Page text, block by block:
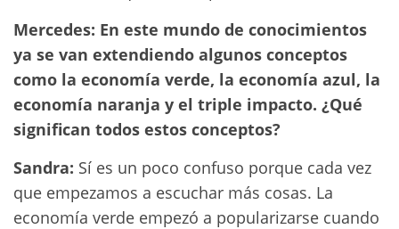
Mercedes: En este mundo de conocimientos
ya se van extendiendo algunos conceptos
como la economía verde, la economía azul, la
economía naranja y el triple impacto. ¿Qué
significan todos estos conceptos?
Sandra: Sí es un poco confuso porque cada vez
que empezamos a escuchar más cosas. La
economía verde empezó a popularizarse cuando